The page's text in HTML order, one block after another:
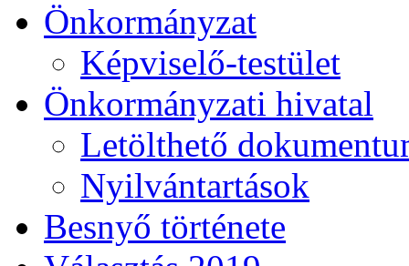
Önkormányzat
Képviselő-testület
Önkormányzati hivatal
Letölthető
Nyilvántartások
Besnyő története